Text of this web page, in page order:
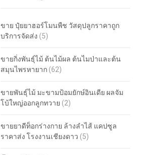
ขาย ปุ๋ยยาฮอร์โมนพืช วัสดุปลูกราคาถูก
บริการจัดส่ง (5)
ขายกิ่งพันธุ์ไม้ ต้นไม้ผล ต้นไมป่าและต้น
สมุนไพรหายาก (62)
ขายพันธุ์ไม้ มะขามป้อมยักษ์อินเดีย ผลจัม
โบ้ใหญ่ออกลูกทวาย (2)
ขายยาดีท็อกร่างกาย ล้างลำไส้ แคปซูล
ราคาส่ง โรงงานเชียงดาว (5)